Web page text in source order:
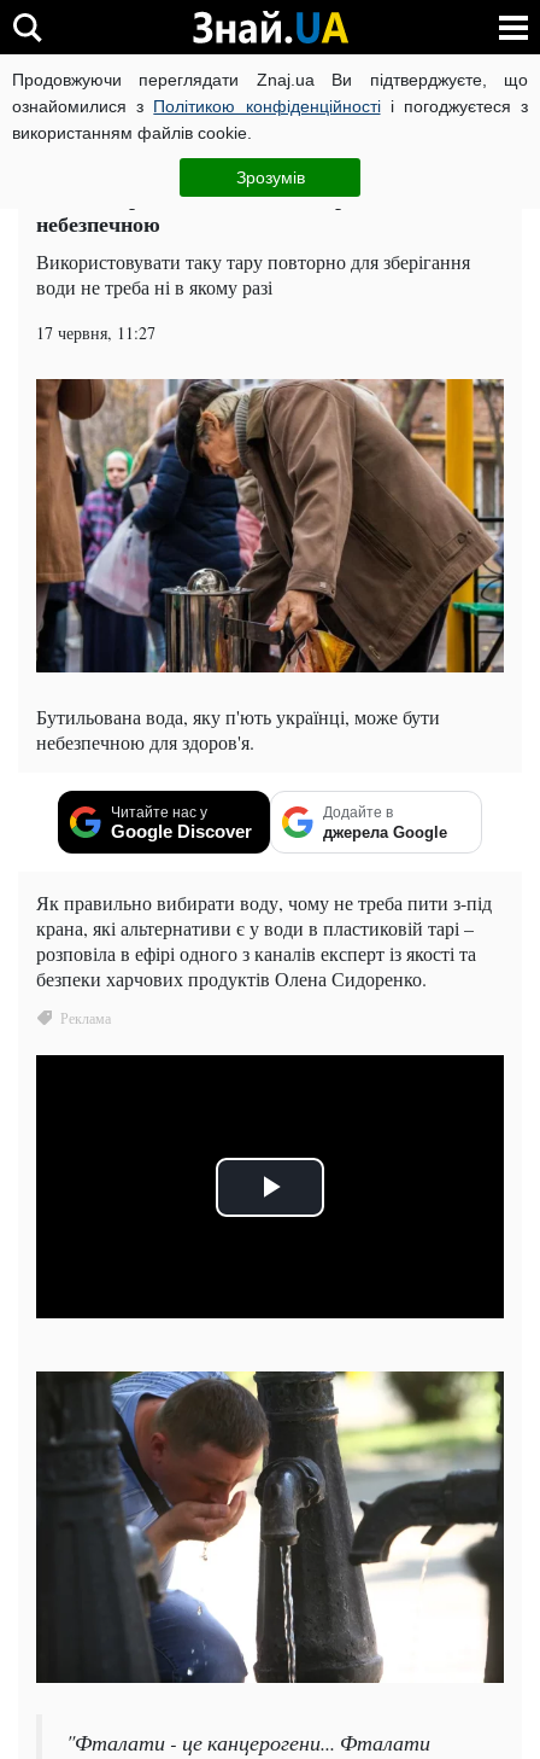
Продовжуючи переглядати Znaj.ua Ви підтверджуєте, що
ознайомилися з Політикою конфіденційностіі погоджуєтеся з
використанням файлів cookie.
Зрозумів
ВІЙНА РОСІЇ ПРОТИ УКРАЇНИ КОРОНАВІРУС В УКРАЇНІ
Суспільство ЧИТАТЬ НА РУССКОМ
Рідка смерть: питна вода в Україні виявилася
небезпечною
Використовувати таку тару повторно для зберігання
води не треба ні в якому разі
17 червня, 11:27
Бутильована вода, яку п'ють українці, може бути
небезпечною для здоров'я.
Читайте нас у
Google Discover
Додайте в
джерела Google
Як правильно вибирати воду, чому не треба пити з-під
крана, які альтернативи є у води в пластиковій тарі –
розповіла в ефірі одного з каналів експерт із якості та
безпеки харчових продуктів Олена Сидоренко.
"Фталати - це канцерогени... Фталати